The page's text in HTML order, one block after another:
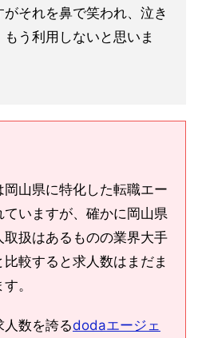
それを鼻で笑われ、泣き
う利用しないと思いま
山県に特化した転職エー
いますが、確かに岡山県
扱はあるものの業界大手
較すると求人数はまだま
。
数を誇るdodaエージェ